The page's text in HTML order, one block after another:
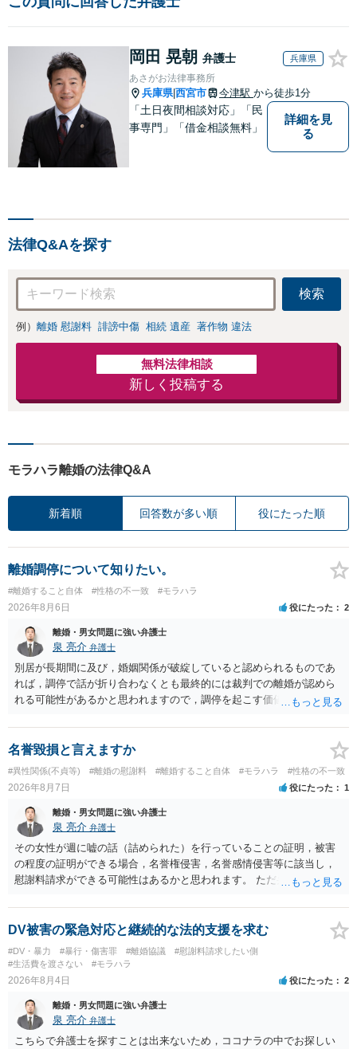
岡田 晃朝 弁護士 兵庫県
あさがお法律事務所
兵庫県|西宮市 今津駅 から徒歩1分
「土日夜間相談対応」「民
事専門」「借金相談無料」
詳細を見
る
法律Q&Aを探す
検索
例） 離婚 慰謝料 誹謗中傷 相続 遺産 著作物 違法
無料法律相談
新しく投稿する
モラハラ離婚の法律Q&A
新着順 回答数が多い順 役にたった順
離婚調停について知りたい。
#離婚すること自体 #性格の不一致 #モラハラ
2026年8月6日 役にたった 2
離婚・男女問題に強い弁護士
泉 亮介 弁護士
別居が長期間に及び，婚姻関係が破綻していると認められるものであ
れば，調停で話が折り合わなくとも最終的には裁判での離婚が認めら
れる可能性があるかと思われますので，調停を起こす価値はあるよう
は調停が成立するということはないため，相手が合意するメリットを
だしてでも調停で終わらせるよう努めるのか，裁判離婚を見据えて調
停での離婚に固執しないかいずれかの対応は必要となるかと思われま
す。 お一人で対応するのは難しい側面もありますので弁護士を立てる
ことを検討されると良いかと思われます。
名誉毀損と言えますか
#異性関係(不貞等) #離婚の慰謝料 #離婚すること自体 #モラハラ #性格の不一致
2026年8月7日 役にたった 1
離婚・男女問題に強い弁護士
泉 亮介 弁護士
その女性が週に嘘の話（詰められた）を行っていることの証明，被害
の程度の証明ができる場合，名誉権侵害，名誉感情侵害等に該当し，
慰謝料請求ができる可能性はあるかと思われます。 ただ弁護士費用を
た方が良いでしょう。
DV被害の緊急対応と継続的な法的支援を求む
#DV・暴力 #暴行・傷害罪 #離婚協議
#慰謝料請求したい側
#生活費を渡さない
#モラハラ
2026年8月4日 役にたった 2
離婚・男女問題に強い弁護士
泉 亮介 弁護士
こちらで弁護士を探すことは出来ないため，ココナラの中でお探しい